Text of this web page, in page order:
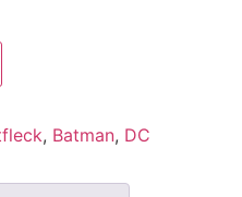
, Batman, DC